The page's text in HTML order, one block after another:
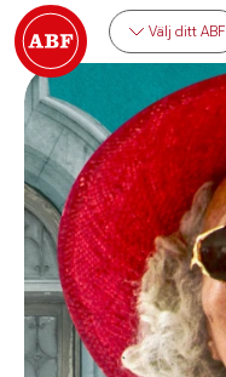
Välj ditt ABF